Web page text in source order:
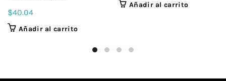
$40.04
Añadir al carrito
Añadir al carrito